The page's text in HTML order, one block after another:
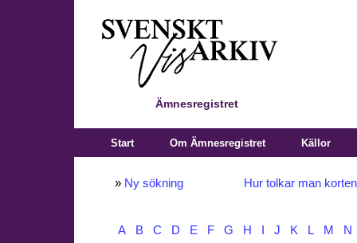
Ämnesregistret
Start Om Ämnesregistret Källor
» Ny sökning Hur tolkar man
A B C D E F G H J K L M N